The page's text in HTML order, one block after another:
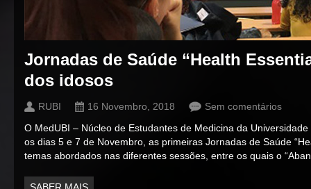
Jornadas de Saúde “Health
dos idosos
RUBI 16 Novembro, 2018
Sem comentários
O MedUBI – Núcleo de Estudantes de Medicina da
os dias 5 e 7 de Novembro, as primeiras Jornadas de Saúde
temas abordados nas diferentes sessões, entre os quais o